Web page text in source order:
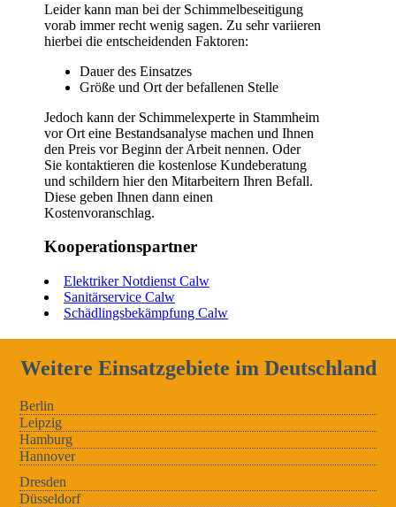
Leider kann man bei der Schimmelbeseitigung
vorab immer recht wenig sagen. Zu sehr variieren
hierbei die entscheidenden Faktoren:
Dauer des Einsatzes
Größe und Ort der befallenen Stelle
Jedoch kann der Schimmelexperte in Stammheim
vor Ort eine Bestandsanalyse machen und Ihnen
den Preis vor Beginn der Arbeit nennen. Oder
Sie kontaktieren die kostenlose Kundeberatung
und schildern hier den Mitarbeitern Ihren Befall.
Diese geben Ihnen dann einen
Kostenvoranschlag.
Kooperationspartner
Elektriker Notdienst Calw
Sanitärservice Calw
Schädlingsbekämpfung Calw
Weitere Einsatzgebiete im Deutschland
Berlin
Leipzig
Hamburg
Hannover
Dresden
Düsseldorf